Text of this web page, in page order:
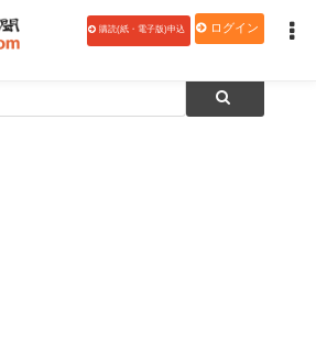
購読(紙・電子版)申込 ログイン